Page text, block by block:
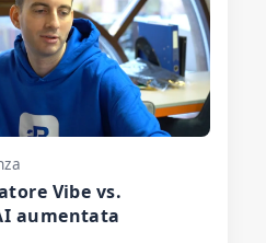
Vibe vs.
aumentata